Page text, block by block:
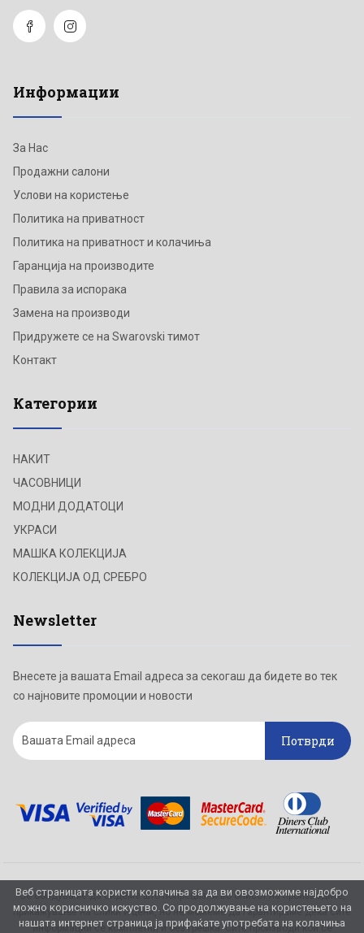
Веб страницата користи колачиња за да ви овозможиме најдобро
можно корисничко искуство. Со продолжување на користењето на
нашата интернет страница ја прифаќате употребата на колачиња
Информации
За Нас
Продажни салони
Услови на користење
Политика на приватност
Политика на приватност и колачиња
Гаранција на производите
Правила за испорака
Замена на производи
Придружете се на Swarovski тимот
Контакт
Категории
НАКИТ
ЧАСОВНИЦИ
МОДНИ ДОДАТОЦИ
УКРАСИ
МАШКА КОЛЕКЦИЈА
КОЛЕКЦИЈА ОД СРЕБРО
Newsletter
Внесете ја вашата Email адреса за секогаш да бидете во тек
со најновите промоции и новости
Потврди
Се обидуваме да бидеме што попрецизни во описот на производите,
прикажување на слики и цени, но не можеме да гарантираме дека сите
информации се комплетни и без грешка. Сите производи кои се